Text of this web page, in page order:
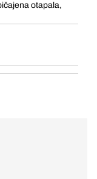
otapala,